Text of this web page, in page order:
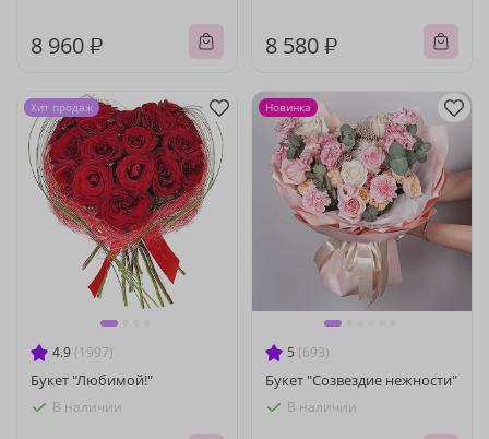
8 960 ₽ 8 580 ₽
4.9 (1997)
Букет "Любимой!"
В наличии
Хит продаж
5 (693)
Букет "Созвездие нежности"
В наличии
Новинка